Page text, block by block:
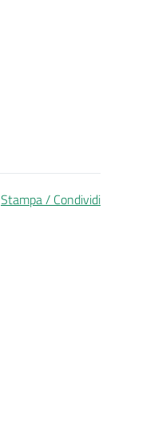
Stampa / Condividi